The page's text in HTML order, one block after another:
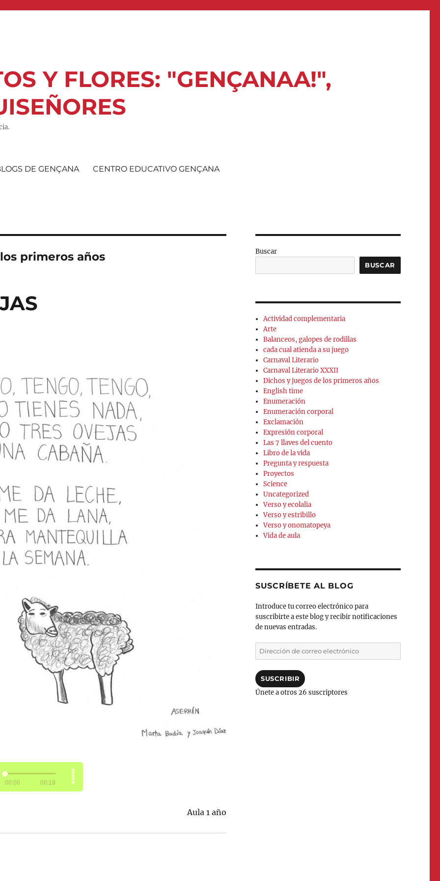
Y FLORES: "GENÇANAA!",
DE GENÇANA CENTRO EDUCATIVO GENÇANA
primeros años
Aula 1 año
Buscar
BUSCAR
Actividad complementaria
Arte
Balanceos, galopes de rodillas
cada cual atienda a su juego
Carnaval Literario
Carnaval Literario XXXII
Dichos y juegos de los primeros años
English time
Enumeración
Enumeración corporal
Exclamación
Expresión corporal
Las 7 llaves del cuento
Libro de la vida
Pregunta y respuesta
Proyectos
Science
Uncategorized
Verso y ecolalia
Verso y estribillo
Verso y onomatopeya
Vida de aula
SUSCRÍBETE AL BLOG
Introduce tu correo electrónico para
suscribirte a este blog y recibir notificaciones
de nuevas entradas.
Dirección
de
electrónico
SUSCRIBIR
Únete a otros 26 suscriptores